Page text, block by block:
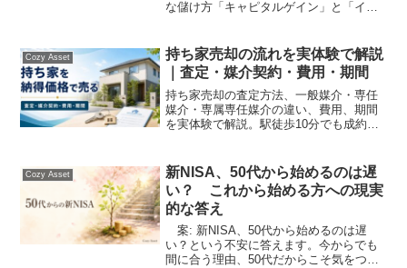
な儲け方「キャピタルゲイン」と「イン
Cozy Asset
持ち家売却の流れを実体験で解説
｜査定・媒介契約・費用・期間
持ち家売却の査定方法、一般媒介・専任
媒介・専属専任媒介の違い、費用、期間
を実体験で解説。駅徒歩10分でも成約ま
ます。
Cozy Asset
新NISA、50代から始めるのは遅
い？ これから始める方への現実
的な答え
案: 新NISA、50代から始めるのは遅
い？という不安に答えます。今からでも
間に合う理由、50代だからこそ気をつけ